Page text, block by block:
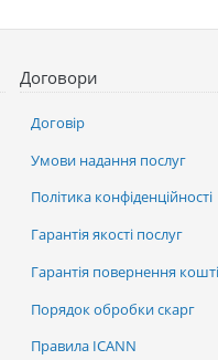
Договори
Договір
Умови надання послуг
Політика конфіденційності
Гарантія якості послуг
Гарантія повернення
Порядок обробки скарг
Правила ICANN